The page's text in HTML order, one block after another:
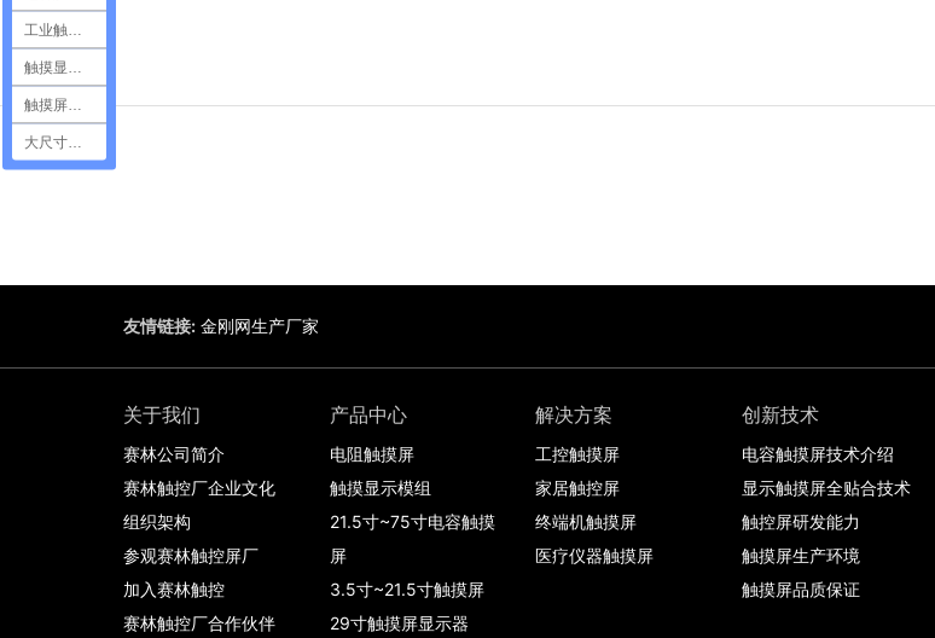
友情链接: 金刚网生产厂家
关于我们
赛林公司简介
赛林触控厂企业文化
组织架构
参观赛林触控屏厂
加入赛林触控
赛林触控厂合作伙伴
产品中心
电阻触摸屏
触摸显示模组
21.5寸~75寸电容触摸
屏
3.5寸~21.5寸触摸屏
29寸触摸屏显示器
解决方案
工控触摸屏
家居触控屏
终端机触摸屏
医疗仪器触摸屏
创新技术
电容触摸屏技术介绍
显示触摸屏全贴合技术
触控屏研发能力
触摸屏生产环境
触摸屏品质保证